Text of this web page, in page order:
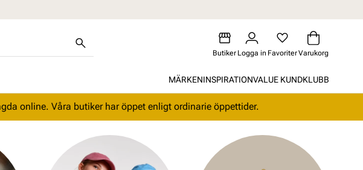
Butiker Logga in FavoriterVarukorg
MÄRKENINSPIRATIONVALUE KUNDKLUBB
online. Våra butiker har öppet enligt ordinarie öppettider.